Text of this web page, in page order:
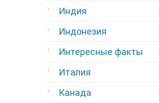
Индия
Индонезия
Интересные факты
Италия
Канада